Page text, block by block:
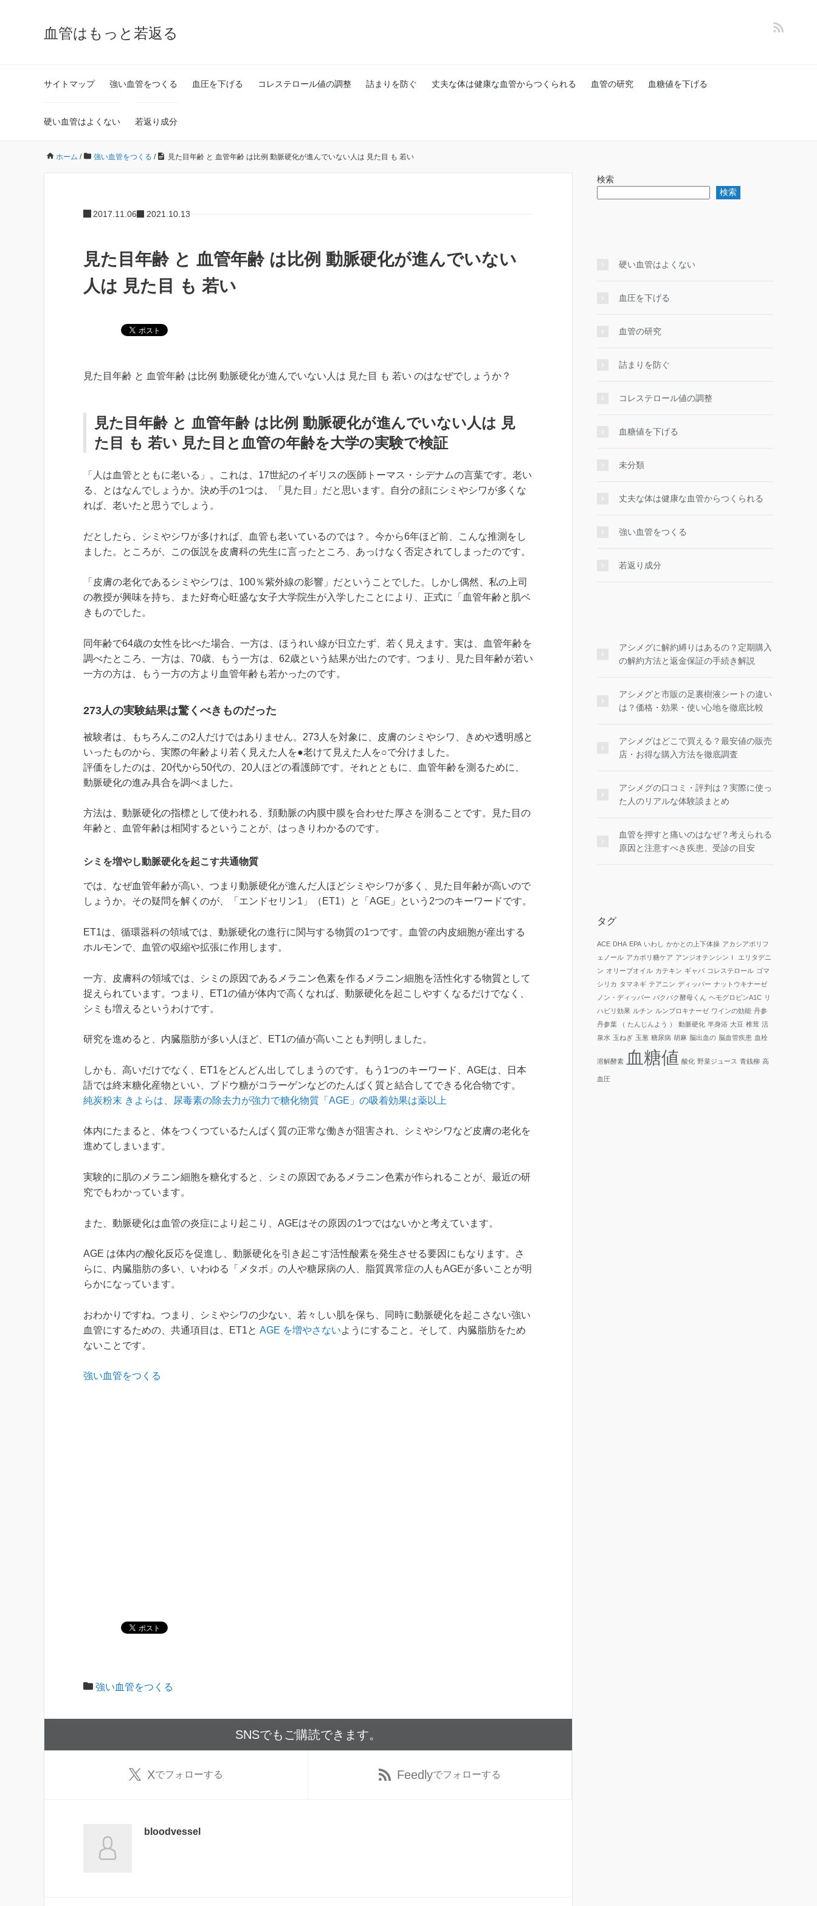
血管はもっと若返る
サイトマップ 強い血管をつくる 血圧を下げる コレステロール値の調整 詰まりを防ぐ 丈夫な体は健康な血管からつくられる 血管の研究 血糖値を下げる
硬い血管はよくない 若返り成分
ホーム / 強い血管をつくる / 見た目年齢 と 血管年齢 は比例 動脈硬化が進んでいない人は 見た目 も 若い
2017.11.06 2021.10.13
見た目年齢 と 血管年齢 は比例 動脈硬化が進んでいない
人は 見た目 も 若い
見た目年齢 と 血管年齢 は比例 動脈硬化が進んでいない人は 見た目 も 若い のはなぜでしょうか？
見た目年齢 と 血管年齢 は比例 動脈硬化が進んでいない人は 見
た目 も 若い 見た目と血管の年齢を大学の実験で検証
「人は血管とともに老いる」。これは、17世紀のイギリスの医師トーマス・シデナムの言葉です。老い
る、とはなんでしょうか。決め手の1つは、「見た目」だと思います。自分の顔にシミやシワが多くな
れば、老いたと思うでしょう。
だとしたら、シミやシワが多ければ、血管も老いているのでは？。今から6年ほど前、こんな推測をし
ました。ところが、この仮説を皮膚科の先生に言ったところ、あっけなく否定されてしまったのです。
「皮膚の老化であるシミやシワは、100％紫外線の影響」だということでした。しかし偶然、私の上司
の教授が興味を持ち、また好奇心旺盛な女子大学院生が入学したことにより、正式に「血管年齢と肌ベ
きものでした。
同年齢で64歳の女性を比べた場合、一方は、ほうれい線が日立たず、若く見えます。実は、血管年齢を
調べたところ、一方は、70歳、もう一方は、62歳という結果が出たのです。つまり、見た目年齢が若い
一方の方は、もう一方の方より血管年齢も若かったのです。
273人の実験結果は驚くべきものだった
被験者は、もちろんこの2人だけではありません。273人を対象に、皮膚のシミやシワ、きめや透明感と
いったものから、実際の年齢より若く見えた人を●老けて見えた人を○で分けました。
評価をしたのは、20代から50代の、20人ほどの看護師です。それとともに、血管年齢を測るために、
動脈硬化の進み具合を調べました。
方法は、動脈硬化の指標として使われる、頚動脈の内膜中膜を合わせた厚さを測ることです。見た目の
年齢と、血管年齢は相関するということが、はっきりわかるのです。
シミを増やし動脈硬化を起こす共通物質
では、なぜ血管年齢が高い、つまり動脈硬化が進んだ人ほどシミやシワが多く、見た目年齢が高いので
しょうか。その疑問を解くのが、「エンドセリン1」（ET1）と「AGE」という2つのキーワードです。
ET1は、循環器科の領域では、動脈硬化の進行に関与する物質の1つです。血管の内皮細胞が産出する
ホルモンで、血管の収縮や拡張に作用します。
一方、皮膚科の領域では、シミの原因であるメラニン色素を作るメラニン細胞を活性化する物質として
捉えられています。つまり、ET1の値が体内で高くなれば、動脈硬化を起こしやすくなるだけでなく、
シミも増えるというわけです。
研究を進めると、内臓脂肪が多い人ほど、ET1の値が高いことも判明しました。
しかも、高いだけでなく、ET1をどんどん出してしまうのです。もう1つのキーワード、AGEは、日本
語では終末糖化産物といい、ブドウ糖がコラーゲンなどのたんばく質と結合してできる化合物です。
純炭粉末 きよらは、尿毒素の除去力が強力で糖化物質「AGE」の吸着効果は薬以上
体内にたまると、体をつくつているたんばく質の正常な働きが阻害され、シミやシワなど皮膚の老化を
進めてしまいます。
実験的に肌のメラニン細胞を糖化すると、シミの原因であるメラニン色素が作られることが、最近の研
究でもわかっています。
また、動脈硬化は血管の炎症により起こり、AGEはその原因の1つではないかと考えています。
AGE は体内の酸化反応を促進し、動脈硬化を引き起こす活性酸素を発生させる要因にもなります。さ
らに、内臓脂肪の多い、いわゆる「メタボ」の人や糖尿病の人、脂質異常症の人もAGEが多いことが明
らかになっています。
おわかりですね。つまり、シミやシワの少ない、若々しい肌を保ち、同時に動脈硬化を起こさない強い
血管にするための、共通項目は、ET1と AGE を増やさないようにすること。そして、内臓脂肪をため
ないことです。
強い血管をつくる
強い血管をつくる
SNSでもご購読できます。
Xでフォローする Feedlyでフォローする
bloodvessel
検索
検索
硬い血管はよくない
血圧を下げる
血管の研究
詰まりを防ぐ
コレステロール値の調整
血糖値を下げる
未分類
丈夫な体は健康な血管からつくられる
強い血管をつくる
若返り成分
アシメグに解約縛りはあるの？定期購入
の解約方法と返金保証の手続き解説
アシメグと市販の足裏樹液シートの違い
は？価格・効果・使い心地を徹底比較
アシメグはどこで買える？最安値の販売
店・お得な購入方法を徹底調査
アシメグの口コミ・評判は？実際に使っ
た人のリアルな体験談まとめ
血管を押すと痛いのはなぜ？考えられる
原因と注意すべき疾患、受診の目安
タグ
ACE DHA EPA いわし かかとの上下体操 アカシアポリフ
ェノール アカポリ糖ケア アンジオテンシンⅠ
エリタデニ
ン オリーブオイル カテキン ギャバ コレステロール ゴマ
シリカ タマネギ テアニン ディッパー ナットウキナーゼ
ノン・ディッパー パクパク酵母くん ヘモグロビンA1C リ
ハビリ効果 ルチン ルンブロキナーゼ ワインの効能 丹参
丹参葉 （ たんじんよう ）
動脈硬化 半身浴 大豆 椎茸 活
泉水 玉ねぎ 玉葱 糖尿病 胡麻 脳出血の 脳血管疾患 血栓
溶解酵素 血糖値 酸化 野菜ジュース 青銭柳 高
血圧